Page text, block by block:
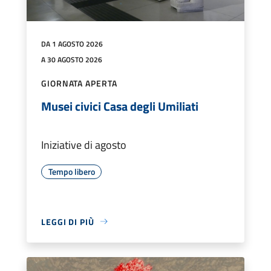
DA 1 AGOSTO 2026
A 30 AGOSTO 2026
GIORNATA APERTA
Musei civici Casa degli Umiliati
Iniziative di agosto
Tempo libero
LEGGI DI PIÙ